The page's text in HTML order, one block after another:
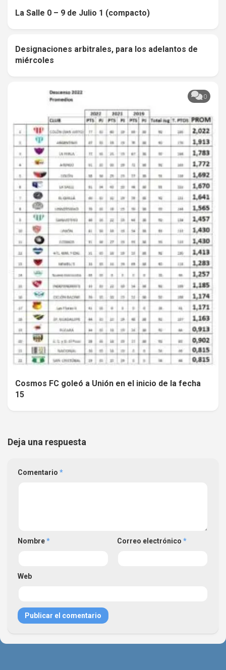
La Salle 0 – 9 de Julio 1 (compacto)
Designaciones arbitrales, para los adelantos de
miércoles
0
Cosmos FC goleó a Unión en el inicio de la fecha
15
Deja una respuesta
Comentario *
Nombre* Correo electrónico *
Web